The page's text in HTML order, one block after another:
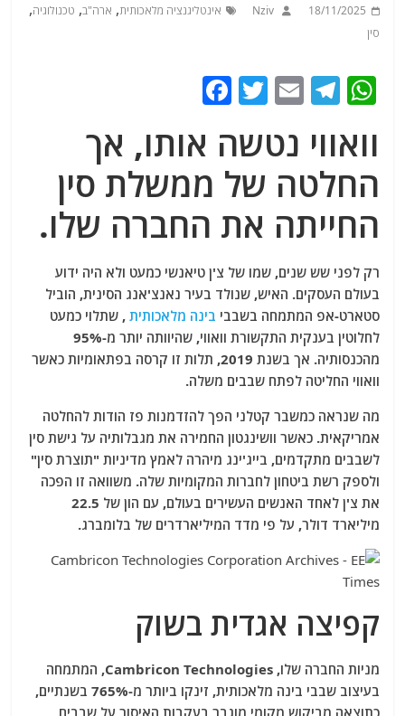
18/11/2025
Nziv אינטליגנציה מלאכותית, ארה"ב, טכנולוגיה,
סין
W
at
s
A
p
p
T
e
g
ra
m
E
ai
T
itt
er
c
e
b
o
o
k
וואווי נטשה אותו, אך
החלטה של ​​ממשלת סין
החייתה את החברה שלו.
רק לפני שש שנים, שמו של צ'ן טיאנשי כמעט ולא היה ידוע
בעולם העסקים. האיש, שנולד בעיר נאנצ'אנג הסינית, הוביל
סטארט-אפ המתמחה בשבבי בינה מלאכותית , שתלוי כמעט
לחלוטין בענקית התקשורת וואווי, שהיוותה יותר מ-95%
מהכנסותיה. אך בשנת 2019, תלות זו קרסה בפתאומיות כאשר
וואווי החליטה לפתח שבבים משלה.
מה שנראה כמשבר קטלני הפך להזדמנות פז הודות להחלטה
אמריקאית. כאשר וושינגטון החמירה את מגבלותיה על גישת סין
לשבבים מתקדמים, בייג'ינג מיהרה לאמץ מדיניות "תוצרת סין"
ולספק רשת ביטחון לחברות המקומיות שלה. משוואה זו הפכה
את צ'ן לאחד האנשים העשירים בעולם, עם הון של 22.5
מיליארד דולר, על פי מדד המיליארדרים של בלומברג.
קפיצה אגדית בשוק
מניות החברה שלו, Cambricon Technologies, המתמחה
בעיצוב שבבי בינה מלאכותית, זינקו ביותר מ-765% בשנתיים,
כתוצאה מביקוש מקומי מוגבר בעקבות האיסור על שבבים